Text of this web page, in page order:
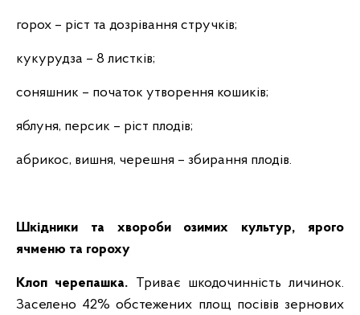
горох – ріст та дозрівання стручків;
кукурудза – 8 листків;
соняшник – початок утворення кошиків;
яблуня, персик – ріст плодів;
абрикос, вишня, черешня – збирання плодів.
Шкідники та хвороби озимих культур, ярого
ячменю та гороху
Клоп черепашка. Триває шкодочинність личинок.
Заселено 42% обстежених площ посівів зернових